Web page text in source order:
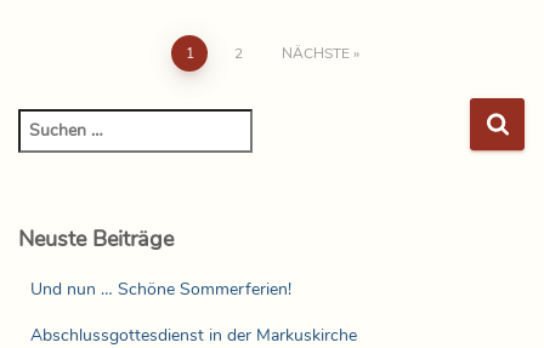
1 2 NÄCHSTE
Neuste Beiträge
Und nun … Schöne Sommerferien!
Abschlussgottesdienst in der Markuskirche